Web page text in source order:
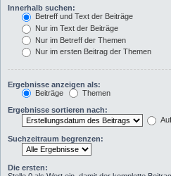
Innerhalb suchen:
Betreff und Text der Beiträge
Nur im Text der Beiträge
Nur im Betreff der Themen
Nur im ersten Beitrag der Themen
Ergebnisse anzeigen als:
Beiträge
Themen
Ergebnisse sortieren nach:
Suchzeitraum begrenzen:
Die ersten: